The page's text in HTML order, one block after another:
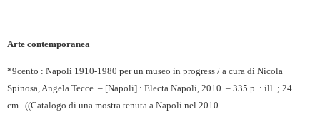
Arte contemporanea
*9cento : Napoli 1910-1980 per un museo in progress / a cura di Nicola
Spinosa, Angela Tecce. – [Napoli] : Electa Napoli, 2010. – 335 p. : ill. ; 24
cm. ((Catalogo di una mostra tenuta a Napoli nel 2010